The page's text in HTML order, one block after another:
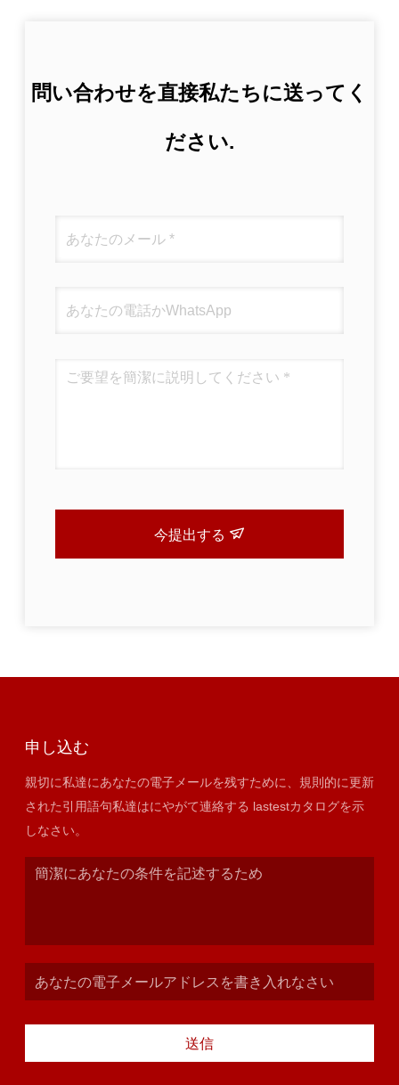
問い合わせを直接私たちに送ってく
ださい.
今提出する
申し込む
親切に私達にあなたの電子メールを残すために、規則的に更新
された引用語句私達はにやがて連絡する lastestカタログを示
しなさい。
送信